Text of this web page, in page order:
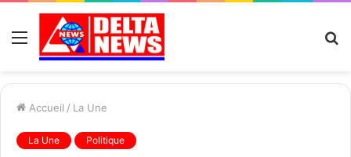
Menu
Accueil / La Une
La Une Politique